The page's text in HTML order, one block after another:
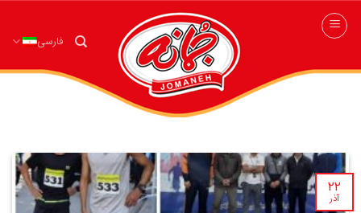
محتوا
فارسی
۲۲
آذر